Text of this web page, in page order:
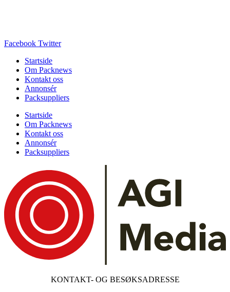
Facebook Twitter
Startside
Om Packnews
Kontakt oss
Annonsér
Packsuppliers
Startside
Om Packnews
Kontakt oss
Annonsér
Packsuppliers
KONTAKT- OG BESØKSADRESSE